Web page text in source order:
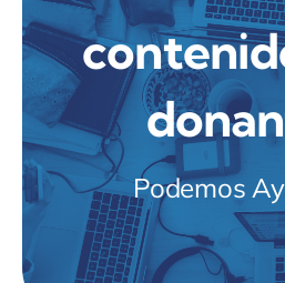
Podemos